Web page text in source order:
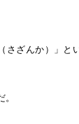
ざんか）」と